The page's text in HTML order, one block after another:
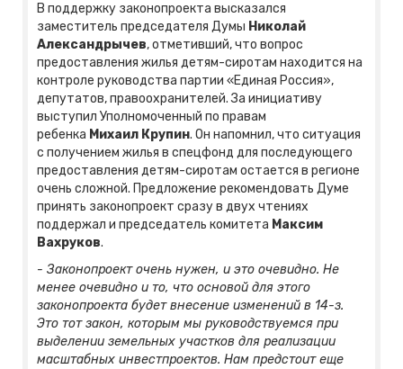
В поддержку законопроекта высказался
заместитель председателя Думы Николай
Александрычев, отметивший, что вопрос
предоставления жилья детям-сиротам находится на
контроле руководства партии «Единая Россия»,
депутатов, правоохранителей. За инициативу
выступил Уполномоченный по правам
ребенка Михаил Крупин. Он напомнил, что ситуация
с получением жилья в спецфонд для последующего
предоставления детям-сиротам остается в регионе
очень сложной. Предложение рекомендовать Думе
принять законопроект сразу в двух чтениях
поддержал и председатель комитета Максим
Вахруков.
- Законопроект очень нужен, и это очевидно. Не
менее очевидно и то, что основой для этого
законопроекта будет внесение изменений в 14-з.
Это тот закон, которым мы руководствуемся при
выделении земельных участков для реализации
масштабных инвестпроектов. Нам предстоит еще